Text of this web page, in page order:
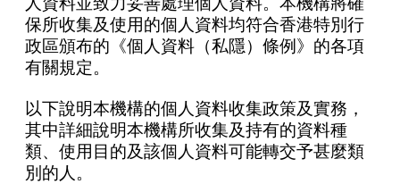
保所收集及使用的個人資料均符合香港特別行
政區頒布的《個人資料（私隱）條例》的各項
有關規定。
以下說明本機構的個人資料收集政策及實務，
其中詳細說明本機構所收集及持有的資料種
類、使用目的及該個人資料可能轉交予甚麼類
別的人。